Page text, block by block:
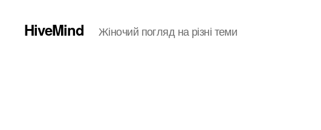
HiveMind Жіночий погляд на різні теми